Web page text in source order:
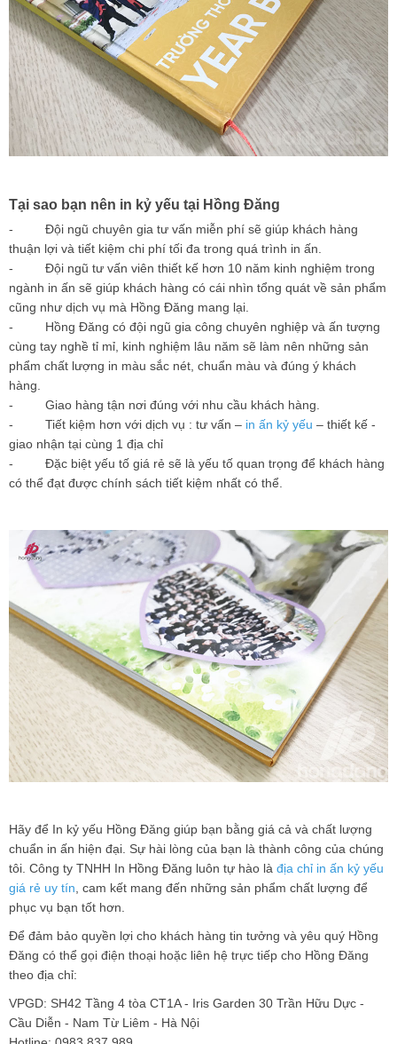
Tại sao bạn nên in kỷ yếu tại Hồng Đăng
- Đội ngũ chuyên gia tư vấn miễn phí sẽ giúp khách hàng
thuận lợi và tiết kiệm chi phí tối đa trong quá trình in ấn.
- Đội ngũ tư vấn viên thiết kế hơn 10 năm kinh nghiệm trong
ngành in ấn sẽ giúp khách hàng có cái nhìn tổng quát về sản phẩm
cũng như dịch vụ mà Hồng Đăng mang lại.
- Hồng Đăng có đội ngũ gia công chuyên nghiệp và ấn tượng
cùng tay nghề tỉ mỉ, kinh nghiệm lâu năm sẽ làm nên những sản
phẩm chất lượng in màu sắc nét, chuẩn màu và đúng ý khách
hàng.
- Giao hàng tận nơi đúng với nhu cầu khách hàng.
- Tiết kiệm hơn với dịch vụ : tư vấn – in ấn kỷ yếu – thiết kế -
giao nhận tại cùng 1 địa chỉ
- Đặc biệt yếu tố giá rẻ sẽ là yếu tố quan trọng để khách hàng
có thể đạt được chính sách tiết kiệm nhất có thể.
Hãy để In kỷ yếu Hồng Đăng giúp bạn bằng giá cả và chất lượng
chuẩn in ấn hiện đại. Sự hài lòng của bạn là thành công của chúng
tôi. Công ty TNHH In Hồng Đăng luôn tự hào là địa chỉ in ấn kỷ yếu
giá rẻ uy tín, cam kết mang đến những sản phẩm chất lượng để
phục vụ bạn tốt hơn.
Để đảm bảo quyền lợi cho khách hàng tin tưởng và yêu quý Hồng
Đăng có thể gọi điện thoại hoặc liên hệ trực tiếp cho Hồng Đăng
theo địa chỉ:
VPGD: SH42 Tầng 4 tòa CT1A - Iris Garden 30 Trần Hữu Dực -
Cầu Diễn - Nam Từ Liêm - Hà Nội